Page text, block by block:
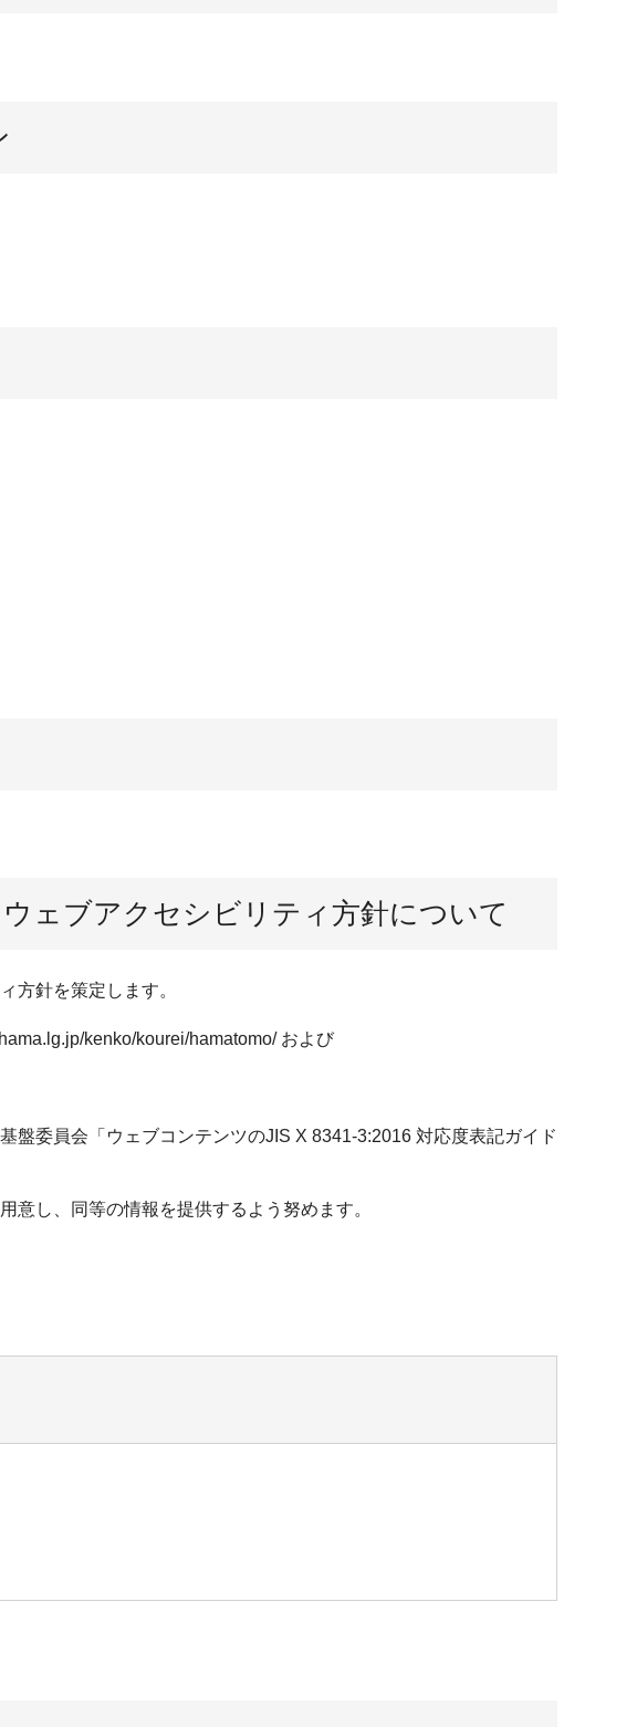
ェブアクセシビリティ方針について
方針を策定します。
kenko/kourei/hamatomo/ および
委員会「ウェブコンテンツのJIS X 8341-3:2016 対応度表記ガイド
し、同等の情報を提供するよう努めます。